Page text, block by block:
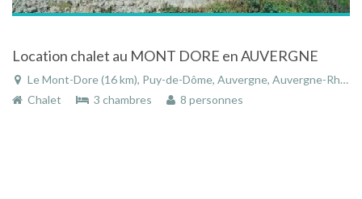
Location chalet au MONT DORE en AUVERGNE
Le Mont-Dore (16 km), Puy-de-Dôme, Auvergne, Auvergne-Rhône-Alpes, France
Chalet
3 chambres 8 personnes